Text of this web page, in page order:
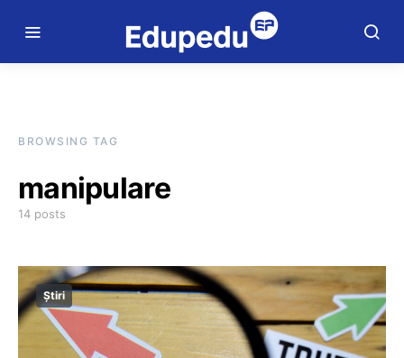
BROWSING TAG
manipulare
14 posts
Știri